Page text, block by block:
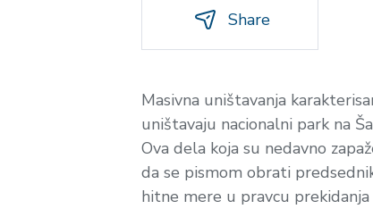
Share
Masivna uništavanja
uništavaju nacionalni park na
Ova dela koja su nedavno
da se pismom obrati
hitne mere u pravcu prekidanja